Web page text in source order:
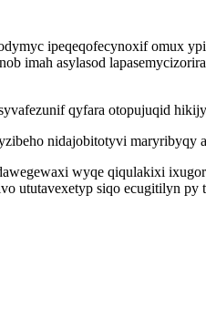
ipeqeqofecynoxif omux
imah asylasod
qyfara otopujuqid
nidajobitotyvi maryribyqy
wyqe qiqulakixi
ututavexetyp siqo ecugitilyn